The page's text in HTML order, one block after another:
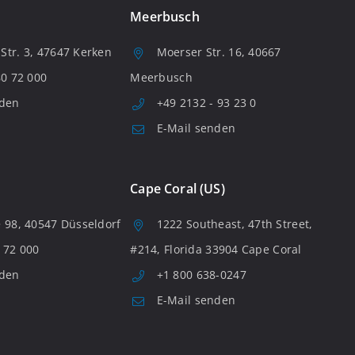
3, 47647 Kerken
72 000
Meerbusch
Moerser Str. 16, 40667
Meerbusch
+49 2132 - 93 23 0
E-Mail senden
98, 40547 Düsseldorf
000
Cape Coral (US)
1222 Southeast, 47th Street,
#214, Florida 33904 Cape Coral
+1 800 638-0247
E-Mail senden